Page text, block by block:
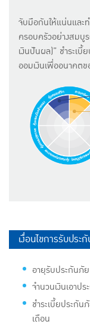
จับมือกันให้แน่นและท
ครอบครัวอย่างสมบู
เงินปันผล)” ชำระเ
ออมเงินเพื่ออนาคต
เงื่อนไขการรับประ
อายุรับประกันภั
จำนวนเงินเอาป
ชำระเบี้ยประกั
เดือน